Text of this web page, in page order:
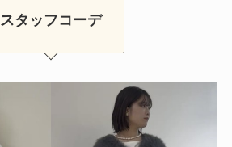
スタッフコーデ